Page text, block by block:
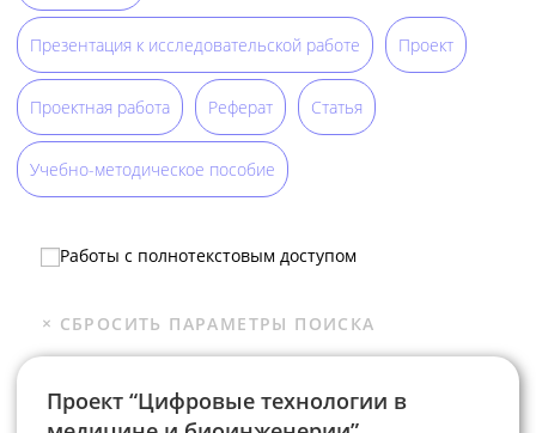
Презентация к исследовательской работе Проект
Проектная работа Реферат Статья
Учебно-методическое пособие
Работы с полнотекстовым доступом
Проект “Цифровые технологии в